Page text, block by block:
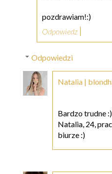
pozdrawiam!:)
Odpowiedz
Odpowiedzi
Natalia |
Bardzo trudne
Natalia, 24,
biurze :)